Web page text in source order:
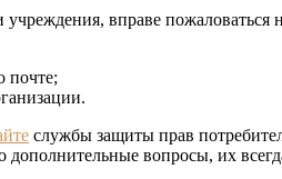
вправе
почте;
службы защиты прав
дополнительные вопросы, их